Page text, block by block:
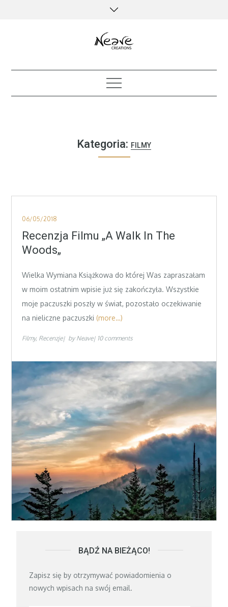
Kategoria: FILMY
Posted
on
06/05/2018
Recenzja Filmu „A Walk In The
Woods„
Wielka Wymiana Książkowa do której Was zapraszałam
w moim ostatnim wpisie już się zakończyła. Wszystkie
moje paczuszki poszły w świat, pozostało oczekiwanie
na nieliczne paczuszki (more…)
Filmy Recenzje by Neave 10 comments
BĄDŹ NA BIEŻĄCO!
Zapisz się by otrzymywać powiadomienia o
nowych wpisach na swój email.